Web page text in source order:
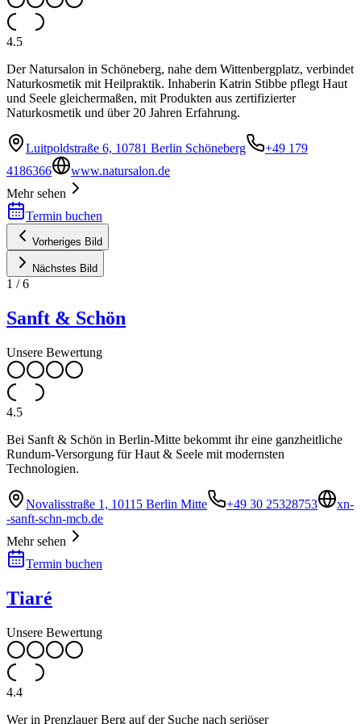
4.5
Der Natursalon in Schöneberg, nahe dem Wittenbergplatz, verbindet
Naturkosmetik mit Heilpraktik. Inhaberin Katrin Stibbe pflegt Haut
und Seele gleichermaßen, mit Produkten aus zertifizierter
Naturkosmetik und über 20 Jahren Erfahrung.
Luitpoldstraße 6, 10781 Berlin Schöneberg
+49 179
4186366
www.natursalon.de
Mehr sehen
Termin buchen
Vorheriges Bild
Nächstes Bild
1 /6
Sanft & Schön
Unsere Bewertung
4.5
Bei Sanft & Schön in Berlin-Mitte bekommt ihr eine ganzheitliche
Rundum-Versorgung für Haut & Seele mit modernsten
Technologien.
Novalisstraße 1, 10115 Berlin Mitte +49 30 25328753
xn-
-sanft-schn-mcb.de
Mehr sehen
Termin buchen
Tiaré
Unsere Bewertung
4.4
Wer in Prenzlauer Berg auf der Suche nach seriöser